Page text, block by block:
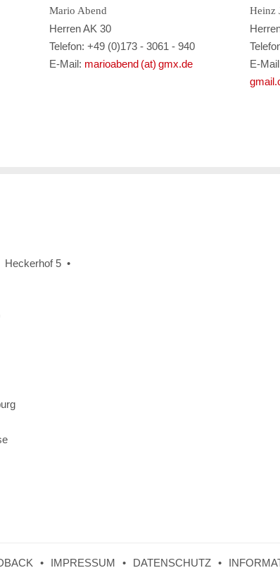
Mario Abend
Herren AK 30
Telefon: +49 (0)173 - 3061 - 940
E-Mail: marioabend (at) gmx.de
Heinz
E-
Heckerhof 5 •
IMPRESSUM DATENSCHUTZ